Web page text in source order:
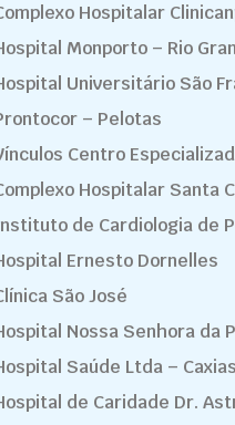
Hospitalar
Monporto – Rio
Universitário São
– Pelotas
Centro
Hospitalar Santa
de Cardiologia de
Ernesto Dornelles
São José
Nossa Senhora da
Saúde Ltda –
de Caridade Dr.